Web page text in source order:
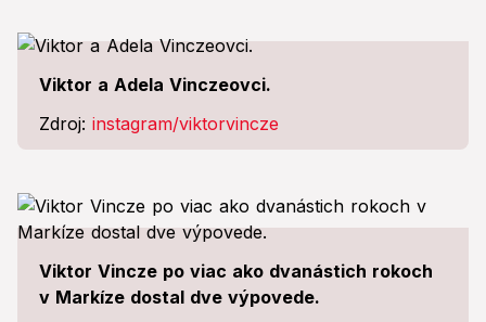
Viktor a Adela Vinczeovci.
Zdroj: instagram/viktorvincze
Viktor Vincze po viac ako dvanástich rokoch
v Markíze dostal dve výpovede.